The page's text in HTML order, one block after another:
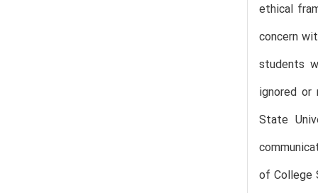
ethical
concern
students
ignored
State
of College